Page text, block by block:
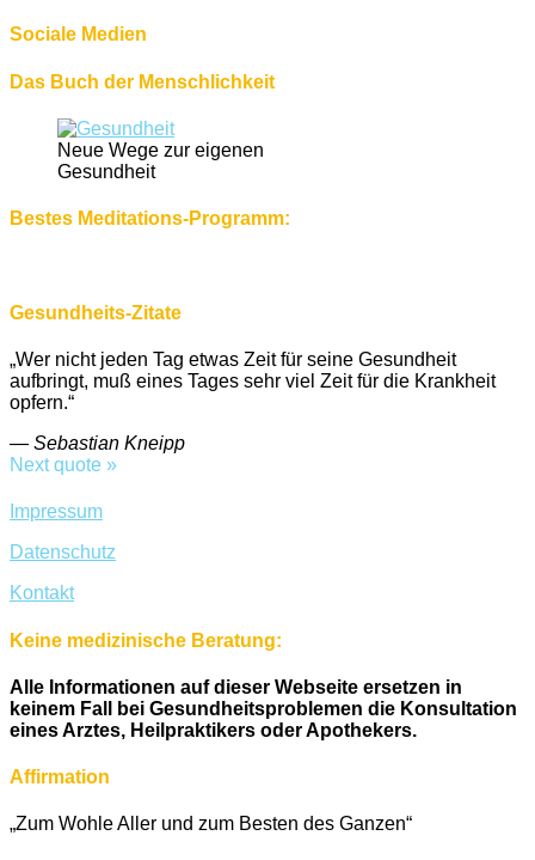
Sociale Medien
Das Buch der Menschlichkeit
Neue Wege zur eigenen
Gesundheit
Bestes Meditations-Programm:
Gesundheits-Zitate
„Wer nicht jeden Tag etwas Zeit für seine Gesundheit
aufbringt, muß eines Tages sehr viel Zeit für die Krankheit
opfern.“
— Sebastian Kneipp
Next quote »
Impressum
Datenschutz
Kontakt
Keine medizinische Beratung:
Alle Informationen auf dieser Webseite ersetzen in
keinem Fall bei Gesundheitsproblemen die Konsultation
eines Arztes, Heilpraktikers oder Apothekers.
Affirmation
„Zum Wohle Aller und zum Besten des Ganzen“